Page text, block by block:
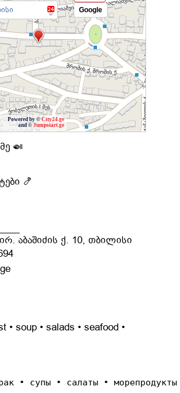
Powered by ©City24.ge
and ©Jumpstart.ge
Google
🍛
🍤
აბაშიძის ქ. 10, თბილისი
• soup • salads • seafood •
• супы • салаты •